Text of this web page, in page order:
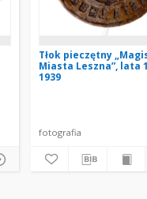
Tłok pieczętny
Miasta Leszna”, lata
1939
fotografia